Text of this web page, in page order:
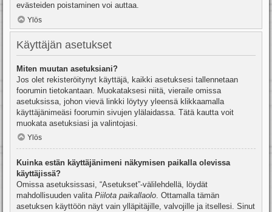
evästeiden poistaminen voi auttaa.
Ylös
Käyttäjän asetukset
Miten muutan asetuksiani?
Jos olet rekisteröitynyt käyttäjä, kaikki asetuksesi tallennetaan
foorumin tietokantaan. Muokataksesi niitä, vieraile omissa
asetuksissa, johon vievä linkki löytyy yleensä klikkaamalla
käyttäjänimeäsi foorumin sivujen ylälaidassa. Tätä kautta voit
muokata asetuksiasi ja valintojasi.
Ylös
Kuinka estän käyttäjänimeni näkymisen paikalla olevissa
käyttäjissä?
Omissa asetuksissasi, “Asetukset”-välilehdellä, löydät
mahdollisuuden valita Piilota paikallaolo. Ottamalla tämän
asetuksen käyttöön näyt vain ylläpitäjille, valvojille ja itsellesi. Sinut